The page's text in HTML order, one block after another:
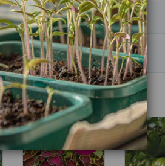
-20%